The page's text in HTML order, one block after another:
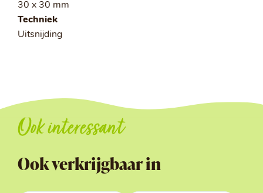
30 x 30 mm
Techniek
Uitsnijding
Ook interessant
Ook verkrijgbaar in